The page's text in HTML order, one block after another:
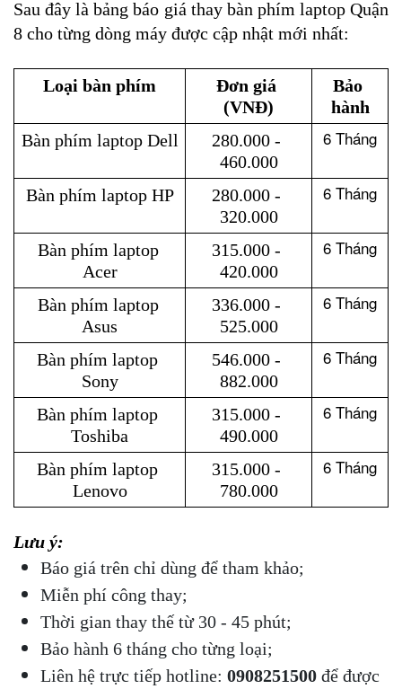
Sau đây là bảng báo giá thay bàn phím laptop Quận
8 cho từng dòng máy được cập nhật mới nhất:
Loại bàn phím
Đơn giá
(VNĐ)
Bảo
hành
Bàn phím laptop Dell
280.000 -
460.000
6 Tháng
Bàn phím laptop HP
280.000 -
320.000
6 Tháng
Bàn phím laptop
Acer
315.000 -
420.000
6 Tháng
Bàn phím laptop
Asus
336.000 -
525.000
6 Tháng
Bàn phím laptop
Sony
546.000 -
882.000
6 Tháng
Bàn phím laptop
Toshiba
315.000 -
490.000
6 Tháng
Bàn phím laptop
Lenovo
315.000 -
780.000
6 Tháng
Lưu ý:
Báo giá trên chỉ dùng để tham khảo;
Miễn phí công thay;
Thời gian thay thế từ 30 - 45 phút;
Bảo hành 6 tháng cho từng loại;
Liên hệ trực tiếp hotline: 0908251500 để được